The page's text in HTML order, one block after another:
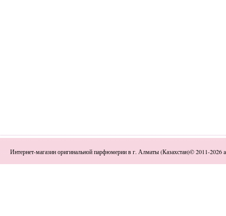
Интернет-магазин оригинальной парфюмерии в г. Алматы (Казахстан)© 2011-2026